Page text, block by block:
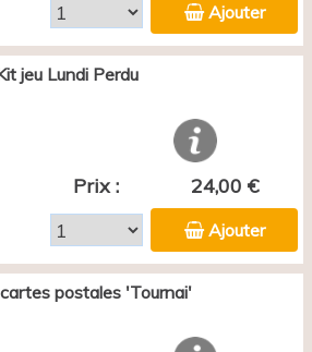
Ajouter
jeu Lundi Perdu
Prix : 24,00 €
Ajouter
postales 'Tournai'